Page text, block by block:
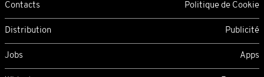
Contacts Politique de Cookie
Distribution Publicité
Jobs Apps